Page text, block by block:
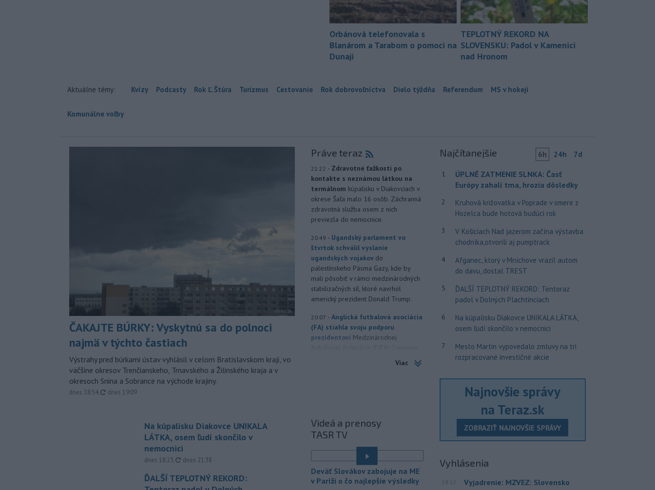
Orbánová telefonovala s
Blanárom a Tarabom o pomoci na
Dunaji
TEPLOTNÝ REKORD NA
SLOVENSKU: Padol v Kamenici
nad Hronom
Aktuálne témy: Kvízy Podcasty Rok Ľ.Štúra Turizmus Cestovanie Rok dobrovoľníctva Dielo týždňa Referendum MS v hokeji
Komunálne voľby
ČAKAJTE BÚRKY: Vyskytnú sa do polnoci
najmä v týchto častiach
Výstrahy pred búrkami ústav vyhlásil v celom Bratislavskom kraji, vo
väčšine okresov Trenčianskeho, Trnavského a Žilinského kraja a v
okresoch Snina a Sobrance na východe krajiny.
dnes 18:54, aktualizované
dnes 19:09
Na kúpalisku Diakovce UNIKALA
LÁTKA, osem ľudí skončilo v
nemocnici
dnes 18:23, aktualizované
dnes 21:38
ĎALŠÍ TEPLOTNÝ REKORD:
Práve teraz
21:22 - Zdravotné ťažkosti po
kontakte s neznámou látkou na
termálnom kúpalisku v Diakovciach v
okrese Šaľa malo 16 osôb. Záchranná
zdravotná služba osem z nich
previezla do nemocnice.
20:49 - Ugandský parlament vo
štvrtok schválil vyslanie
ugandských vojakov do
palestínskeho Pásma Gazy, kde by
mali pôsobiť v rámci medzinárodných
stabilizačných síl, ktoré navrhol
americký prezident Donald Trump.
20:07 - Anglická futbalová asociácia
(FA) stiahla svoju podporu
prezidentovi Medzinárodnej
Infantinovi, ktorý je pod paľbou kritiky
(SHMÚ) vydal výstrahy prvého stupňa.
Platia aj v okresoch Snina a Sobrance.
Polícia v súčinnosti s ďalšími
záchrannými zložkami zasahuje
termálnom kúpalisku v Diakovciach.
Viac
Videá a prenosy
TASR TV
Deväť Slovákov zabojuje na ME
v Paríži o čo najlepšie výsledky
Najčítanejšie 6h 24h 7d
1
ÚPLNÉ ZATMENIE SLNKA: Časť
Európy zahalí tma, hrozia dôsledky
2
Kruhová križovatka v Poprade v smere z
Hozelca bude hotová budúci rok
3
V Košiciach Nad jazerom začína výstavba
chodníka,otvorili aj pumptrack
4
Afganec, ktorý v Mníchove vrazil autom
do davu, dostal TREST
5
ĎALŠÍ TEPLOTNÝ REKORD: Tentoraz
padol v Dolných Plachtinciach
6
Na kúpalisku Diakovce UNIKALA LÁTKA,
osem ľudí skončilo v nemocnici
7
Mesto Martin vypovedalo zmluvy na tri
rozpracované investičné akcie
Najnovšie správy
na Teraz.sk
ZOBRAZIŤ NAJNOVŠIE SPRÁVY
Vyhlásenia
18:12
Vyjadrenie: MZVEZ: Slovensko